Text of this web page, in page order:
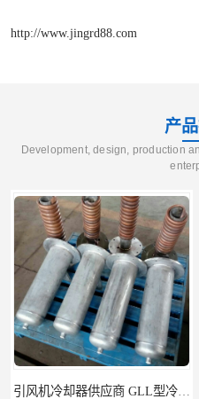
http://www.jingrd88.com
产
Development, design, production
引风机冷却器供应商 GLL型冷却器支持定制